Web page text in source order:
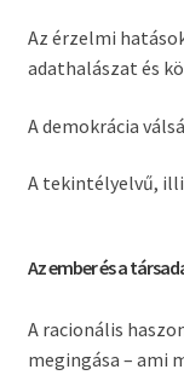
Az érzelmi
adathalászat és
A demokrácia
A tekintélyelvű,
Az ember és a
A racionális
megingása – ami